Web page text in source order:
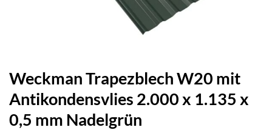
Weckman Trapezblech W20 mit
Antikondensvlies 2.000 x 1.135 x
0,5 mm Nadelgrün